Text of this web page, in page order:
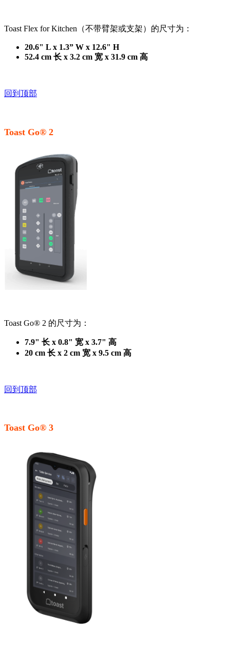
Toast Flex for Kitchen（不带臂架或支架）的尺寸为：
20.6" L x 1.3” W x 12.6" H
52.4 cm 长 x 3.2 cm 宽 x 31.9 cm 高
回到顶部
Toast Go® 2
Toast Go® 2 的尺寸为：
7.9" 长 x 0.8" 宽 x 3.7" 高
20 cm 长 x 2 cm 宽 x 9.5 cm 高
回到顶部
Toast Go® 3